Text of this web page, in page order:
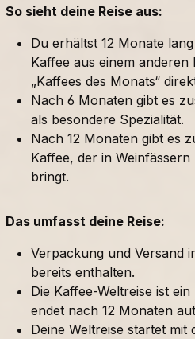
So sieht deine Reise aus:
Du erhältst 12 Monate
Kaffee aus einem
„Kaffees des Monats“
Nach 6 Monaten gibt es
als besondere Spezialität.
Nach 12 Monaten gibt es
Kaffee, der in
bringt.
Das umfasst deine Reise:
Verpackung und Versand
bereits enthalten.
Die Kaffee-Weltreise ist
endet nach 12 Monaten
Deine Weltreise startet mit